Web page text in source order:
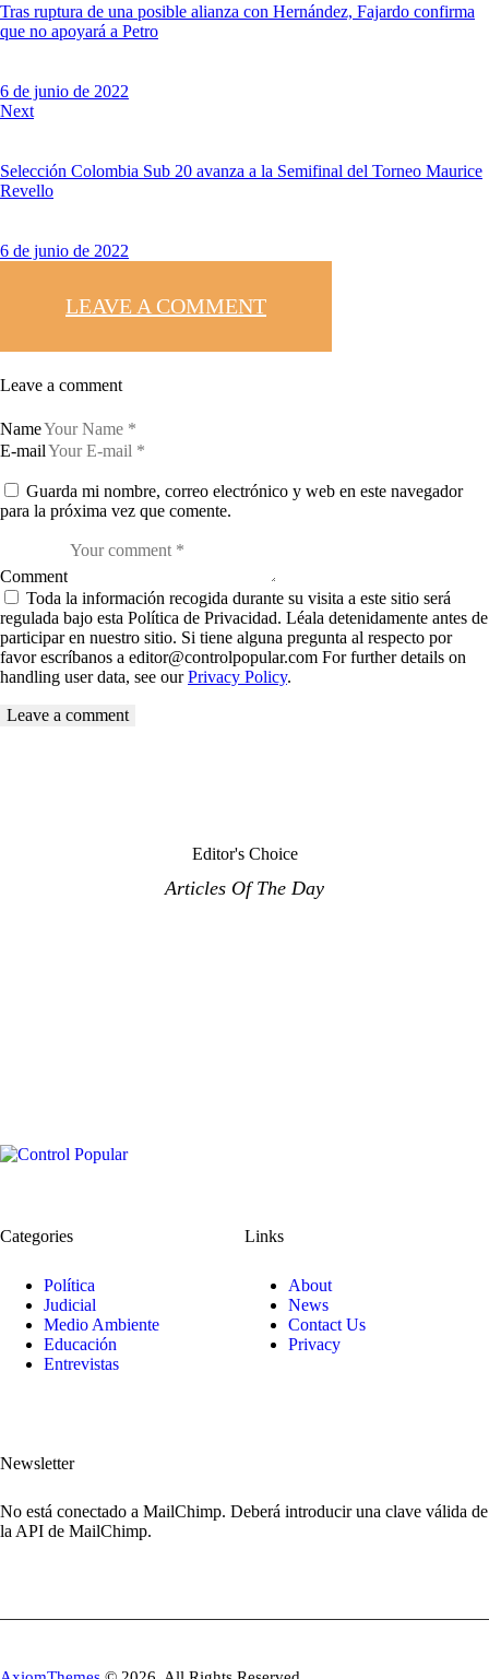
Tras ruptura de una posible alianza con Hernández, Fajardo confirma
que no apoyará a Petro
6 de junio de 2022
Next
Selección Colombia Sub 20 avanza a la Semifinal del Torneo Maurice
Revello
6 de junio de 2022
LEAVE A COMMENT
Leave a comment
Name
E-mail
Guarda mi nombre, correo electrónico y web en este navegador
para la próxima vez que comente.
Comment
Toda la información recogida durante su visita a este sitio será
regulada bajo esta Política de Privacidad. Léala detenidamente antes de
participar en nuestro sitio. Si tiene alguna pregunta al respecto por
favor escríbanos a editor@controlpopular.com For further details on
handling user data, see ourPrivacy Policy.
Editor's Choice
Articles Of The Day
Categories
Política
Judicial
Medio Ambiente
Educación
Entrevistas
Links
About
News
Contact Us
Privacy
Newsletter
No está conectado a MailChimp. Deberá introducir una clave válida de
la API de MailChimp.